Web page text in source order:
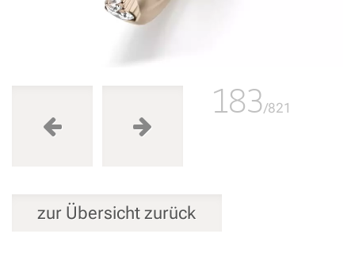
183/821
zur Übersicht zurück